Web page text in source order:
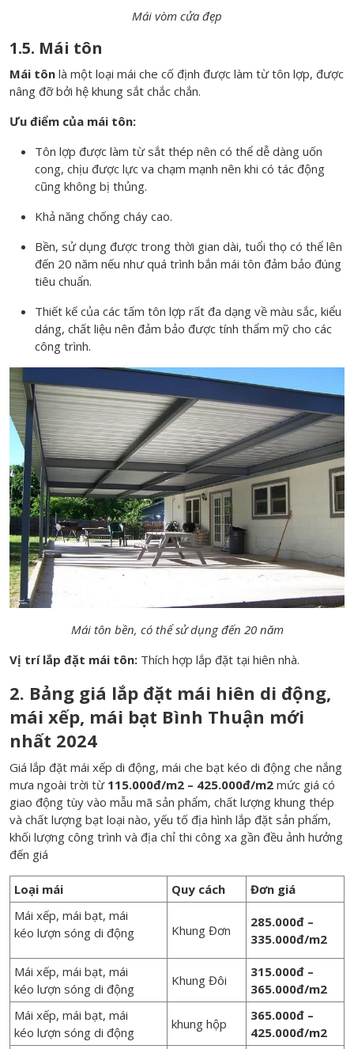
Mái vòm cửa đẹp
1.5. Mái tôn
Mái tôn là một loại mái che cố định được làm từ tôn lợp, được
nâng đỡ bởi hệ khung sắt chắc chắn.
Ưu điểm của mái tôn:
Tôn lợp được làm từ sắt thép nên có thể dễ dàng uốn
cong, chịu được lực va chạm mạnh nên khi có tác động
cũng không bị thủng.
Khả năng chống cháy cao.
Bền, sử dụng được trong thời gian dài, tuổi thọ có thể lên
đến 20 năm nếu như quá trình bắn mái tôn đảm bảo đúng
tiêu chuẩn.
Thiết kế của các tấm tôn lợp rất đa dạng về màu sắc, kiểu
dáng, chất liệu nên đảm bảo được tính thẩm mỹ cho các
công trình.
Mái tôn bền, có thể sử dụng đến 20 năm
Vị trí lắp đặt mái tôn: Thích hợp lắp đặt tại hiên nhà.
2. Bảng giá lắp đặt mái hiên di động,
mái xếp, mái bạt Bình Thuận mới
nhất 2024
Giá lắp đặt mái xếp di động, mái che bạt kéo di động che nắng
mưa ngoài trời từ 115.000đ/m2 – 425.000đ/m2 mức giá có
giao động tùy vào mẫu mã sản phẩm, chất lượng khung thép
và chất lượng bạt loại nào, yếu tố địa hình lắp đặt sản phẩm,
khối lượng công trình và địa chỉ thi công xa gần đều ảnh hưởng
đến giá
Loại mái Quy cách
Đơn giá
Mái xếp, mái bạt, mái
kéo lượn sóng di động
Khung Đơn
285.000đ –
335.000đ/m2
Mái xếp, mái bạt, mái
kéo lượn sóng di động
Khung Đôi
315.000đ –
365.000đ/m2
Mái xếp, mái bạt, mái
kéo lượn sóng di động
khung hộp
365.000đ –
425.000đ/m2